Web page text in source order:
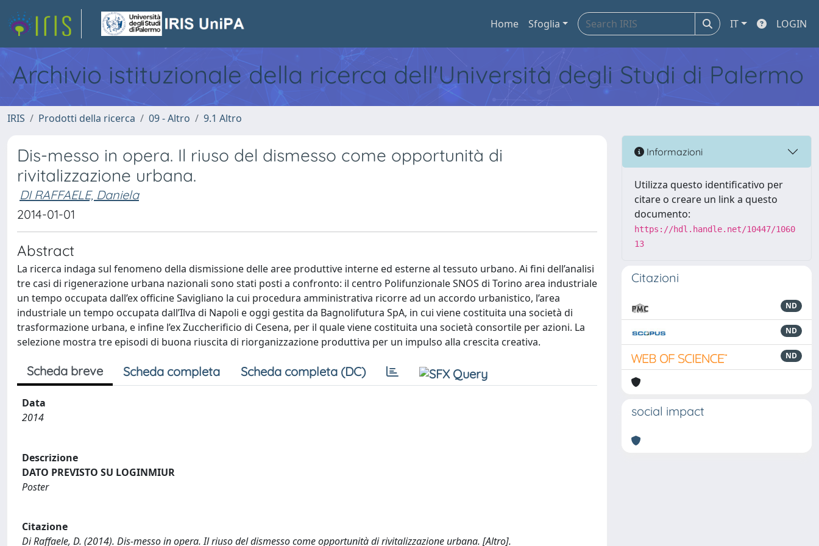
Home Sfoglia IT LOGIN
Archivio istituzionale della ricerca dell'Università degli Studi di Palermo
IRIS Prodotti della ricerca 09 - Altro 9.1 Altro
Dis-messo in opera. Il riuso del dismesso come opportunità di
rivitalizzazione urbana.
DI RAFFAELE, Daniela
2014-01-01
Abstract
La ricerca indaga sul fenomeno della dismissione delle aree produttive interne ed esterne al tessuto urbano. Ai fini dell’analisi
tre casi di rigenerazione urbana nazionali sono stati posti a confronto: il centro Polifunzionale SNOS di Torino area industriale
un tempo occupata dall’ex officine Savigliano la cui procedura amministrativa ricorre ad un accordo urbanistico, l’area
industriale un tempo occupata dall’Ilva di Napoli e oggi gestita da Bagnolifutura SpA, in cui viene costituita una società di
trasformazione urbana, e infine l’ex Zuccherificio di Cesena, per il quale viene costituita una società consortile per azioni. La
selezione mostra tre episodi di buona riuscita di riorganizzazione produttiva per un impulso alla crescita creativa.
Scheda breve Scheda completa Scheda completa (DC)
Data
2014
Descrizione
DATO PREVISTO SU LOGINMIUR
Poster
Citazione
Di Raffaele, D. (2014). Dis-messo in opera. Il riuso del dismesso come opportunità di rivitalizzazione urbana. [Altro].
Informazioni
Utilizza questo identificativo per
citare o creare un link a questo
documento:
https://hdl.handle.net/10447/1060
13
Citazioni
ND
ND
ND
social impact